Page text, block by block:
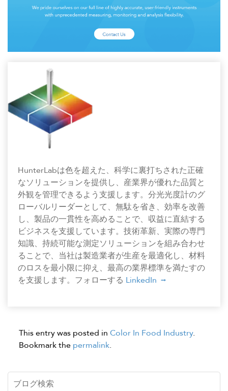
HunterLabは色を超えた、科学に裏打ちされた正確
なソリューションを提供し、産業界が優れた品質と
外観を管理できるよう支援します。分光光度計のグ
ローバルリーダーとして、無駄を省き、効率を改善
し、製品の一貫性を高めることで、収益に直結する
ビジネスを支援しています。技術革新、実際の専門
知識、持続可能な測定ソリューションを組み合わせ
ることで、当社は製造業者が生産を最適化し、材料
のロスを最小限に抑え、最高の業界標準を満たすの
を支援します。フォローする LinkedIn
This entry was posted in Color In Food Industry.
Bookmark the permalink.